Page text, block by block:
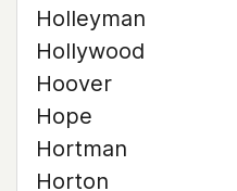
Holleyman
Hollywood
Hoover
Hope
Hortman
Horton